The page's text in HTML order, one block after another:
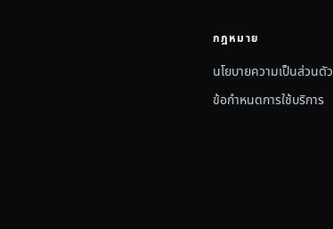
กฎหมาย
นโยบายความเป็นส่วนตัว
ข้อกำหนดการใช้บริการ